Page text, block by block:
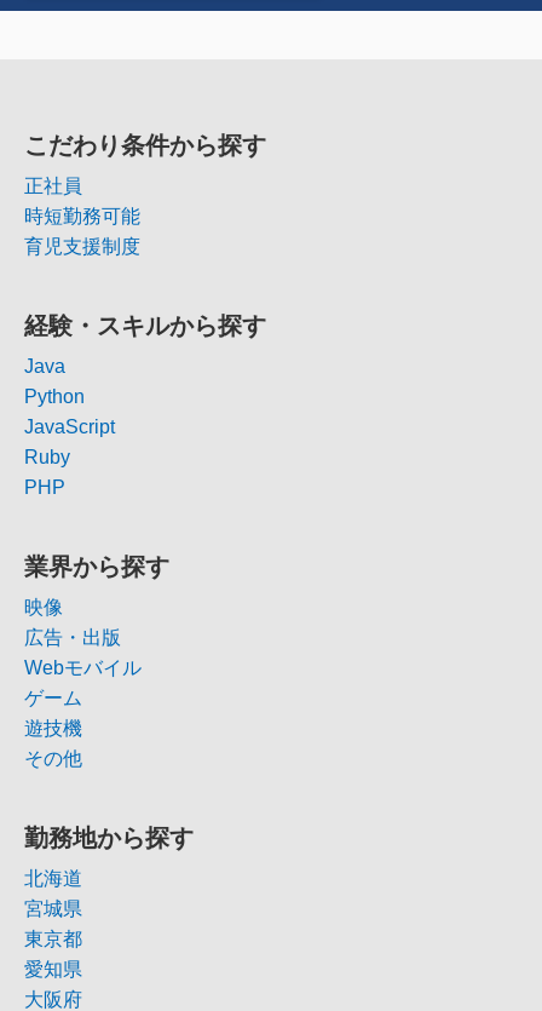
こだわり条件から探す
正社員
時短勤務可能
育児支援制度
経験・スキルから探す
Java
Python
JavaScript
Ruby
PHP
業界から探す
映像
広告・出版
Webモバイル
ゲーム
遊技機
その他
勤務地から探す
北海道
宮城県
東京都
愛知県
大阪府